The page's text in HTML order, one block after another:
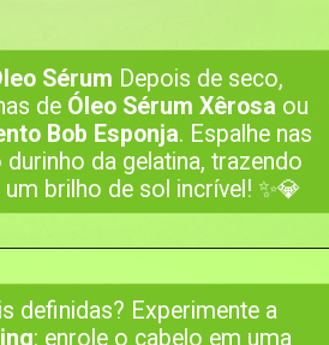
Sérum Depois de seco,
de Óleo Sérum Xêrosa ou
Bob Esponja. Espalhe nas
da gelatina, trazendo
brilho de sol incrível! ✨💎
https://www.salonline.com.br/xerosa-oleo-de-tratamento-vibes-pop-condicionante-60ml
definidas? Experimente a
: enrole o cabelo em uma